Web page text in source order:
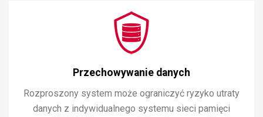
Przechowywanie danych
Rozproszony system może ograniczyć ryzyko utraty
danych z indywidualnego systemu sieci pamięci